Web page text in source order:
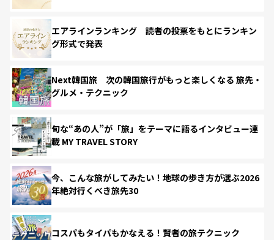
エアラインランキング 読者の投票をもとにランキン
グ形式で発表
Next韓国旅 次の韓国旅行がもっと楽しくなる 旅先・
グルメ・テクニック
旬な“あの人”が「旅」をテーマに語るインタビュー連
載 MY TRAVEL STORY
今、こんな旅がしてみたい！地球の歩き方が選ぶ2026
年絶対行くべき旅先30
コスパもタイパもかなえる！賢者の旅テクニック